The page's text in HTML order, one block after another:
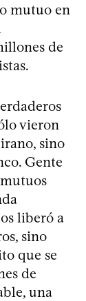
mutuo en
de
vieron
sino
Gente
liberó a
sino
que se
de
una